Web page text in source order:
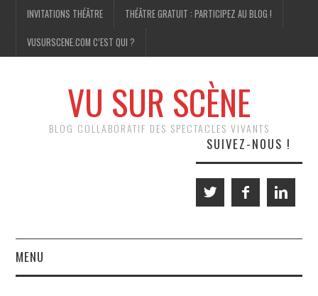
INVITATIONS THÉÂTRE THÉÂTRE GRATUIT : PARTICIPEZ AU BLOG !
VUSURSCENE.COM C’EST QUI ?
VU SUR SCÈNE
BLOG COLLABORATIF DES SPECTACLES VIVANTS
SUIVEZ-NOUS !
MENU